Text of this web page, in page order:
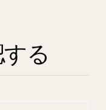
る